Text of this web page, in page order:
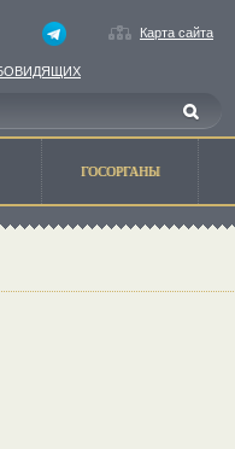
Карта сайта
ГОСОРГАНЫ